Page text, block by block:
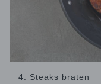
4. Steaks braten